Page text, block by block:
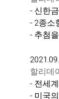
- 신한
- 2종소
- 추첨
할리데
- 전세
- 미국